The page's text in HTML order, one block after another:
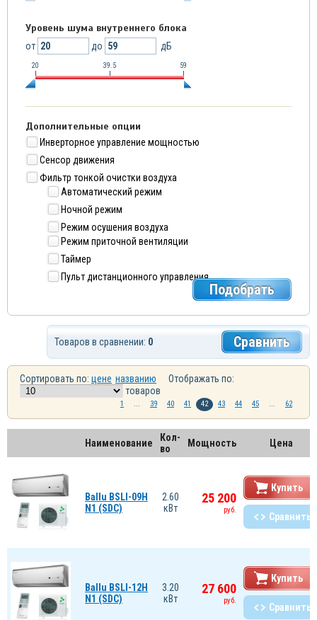
Уровень шума внутреннего блока
от до дБ
20 39.5 59
Дополнительные опции
Инверторное управление мощностью
Сенсор движения
Фильтр тонкой очистки воздуха
Автоматический режим
Ночной режим
Режим осушения воздуха
Режим приточной вентиляции
Таймер
Пульт дистанционного управления
Подобрать
Сравнить
Товаров в сравнении: 0
Сортировать по: цене названию
Отображать по:
товаров
1 ... 39 40 41 42 43 44 45 ... 62
Наименование
Кол-
во
Мощность Цена
Ballu BSLI-09H
N1 (SDC)
2.60
кВт
25 200
руб.
Купить
Сравнить
Ballu BSLI-12H
N1 (SDC)
3.20
кВт
27 600
руб.
Купить
Сравнить